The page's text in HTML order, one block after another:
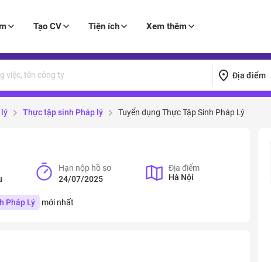
Tạo CV Tiện ích Xem thêm
Địa điểm
lý Thực tập sinh Pháp lý Tuyển dụng Thực Tập Sinh Pháp Lý
Hạn nộp hồ sơ
24/07/2025
Địa điểm
Hà Nội
Pháp Lý mới nhất